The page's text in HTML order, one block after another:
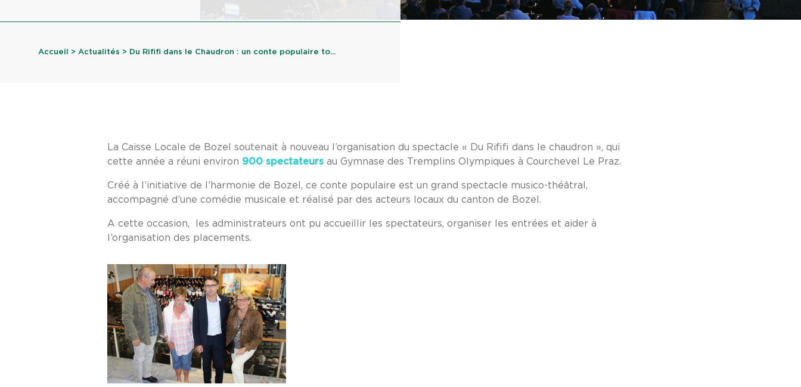
Accueil > Actualités > Du Rififi dans le Chaudron : un conte populaire to...
La Caisse Locale de Bozel soutenait à nouveau l’organisation du spectacle « Du Rififi dans le chaudron », qui
cette année a réuni environ 900 spectateurs au Gymnase des Tremplins Olympiques à Courchevel Le Praz.
Créé à l’initiative de l’harmonie de Bozel, ce conte populaire est un grand spectacle musico-théâtral,
accompagné d’une comédie musicale et réalisé par des acteurs locaux du canton de Bozel.
A cette occasion, les administrateurs ont pu accueillir les spectateurs, organiser les entrées et aider à
l’organisation des placements.